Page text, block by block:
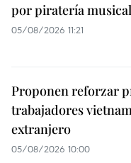
por piratería
05/08/2026 11:21
Proponen reforzar
trabajadores
extranjero
05/08/2026 10:00